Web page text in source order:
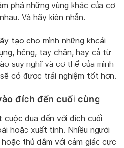
phá những vùng khác của cơ
Và hãy kiên nhẫn.
tạo cho mình những khoái
hông, tay chân, hay cả từ
suy nghĩ và cơ thể của mình
sẽ có được trải nghiệm tốt hơn.
đích đến cuối cùng
cuộc đua đến với đích cuối
hoặc xuất tinh. Nhiều người
thủ dâm với cảm giác cực